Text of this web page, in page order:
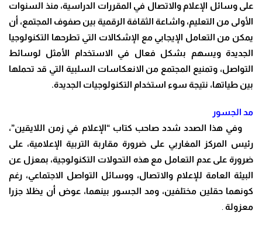
على وسائل الإعلام والاتصال في المقررات الدراسية، منذ السنوات
الأولى من التعليم، واشاعة الثقافة الرقمية بين صفوف المجتمع، أن
يمكن من التعامل الإيجابي مع الإشكالات التي تطرحها التكنولوجيا
الجديدة ويسهم بشكل فعال في الاستخدام الأمثل لوسائط
التواصل، وتمنيع المجتمع من الانعكاسات السلبية التي قد تحملها
بين طياتها، نتيجة سوء استخدام التكنولوجيات الجديدة.
مد الجسور
وفي هذا الصدد شدد صاحب كتاب “الإعلام في زمن اللايقين”،
رئيس المركز المغاربي على ضرورة مقاربة التربية الإعلامية، على
ضرورة على عدم التعامل مع هذه التحولات التكنولوجية، بمعزل عن
البيئة العامة للإعلام والاتصال، ووسائل التواصل الاجتماعي، رغم
كونهما حقلين مختلفين، ومد الجسور بينهما، عوض أن يظلا جزرا
معزولة